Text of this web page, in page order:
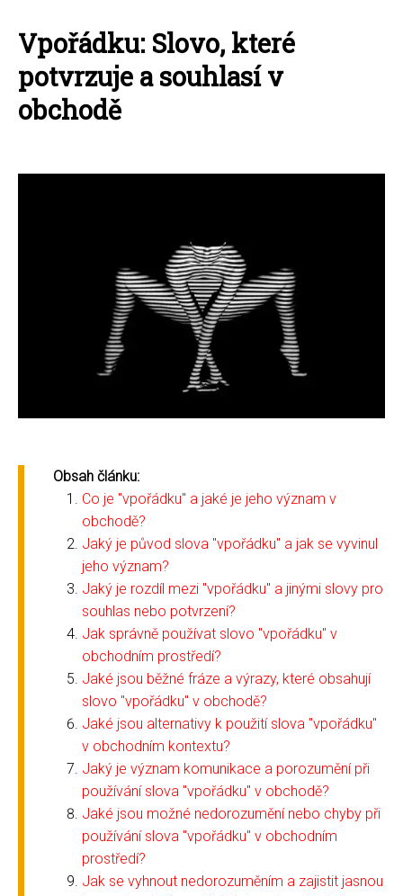
Vpořádku: Slovo, které
potvrzuje a souhlasí v
obchodě
Obsah článku:
Co je "vpořádku" a jaké je jeho význam v
obchodě?
Jaký je původ slova "vpořádku" a jak se vyvinul
jeho význam?
Jaký je rozdíl mezi "vpořádku" a jinými slovy pro
souhlas nebo potvrzení?
Jak správně používat slovo "vpořádku" v
obchodním prostředí?
Jaké jsou běžné fráze a výrazy, které obsahují
slovo "vpořádku" v obchodě?
Jaké jsou alternativy k použití slova "vpořádku"
v obchodním kontextu?
Jaký je význam komunikace a porozumění při
používání slova "vpořádku" v obchodě?
Jaké jsou možné nedorozumění nebo chyby při
používání slova "vpořádku" v obchodním
prostředí?
Jak se vyhnout nedorozuměním a zajistit jasnou